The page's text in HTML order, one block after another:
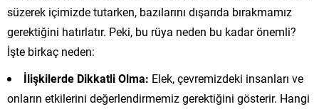
süzerek içimizde tutarken, bazılarını dışarıda bırakmamız
gerektiğini hatırlatır. Peki, bu rüya neden bu kadar önemli?
İşte birkaç neden:
İlişkilerde Dikkatli Olma: Elek, çevremizdeki insanları ve
onların etkilerini değerlendirmemiz gerektiğini gösterir. Hangi